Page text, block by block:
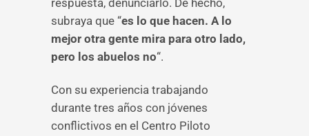
respuesta, denunciarlo. De hecho,
subraya que “es lo que hacen. A lo
mejor otra gente mira para otro lado,
pero los abuelos no“.
Con su experiencia trabajando
durante tres años con jóvenes
conflictivos en el Centro Piloto